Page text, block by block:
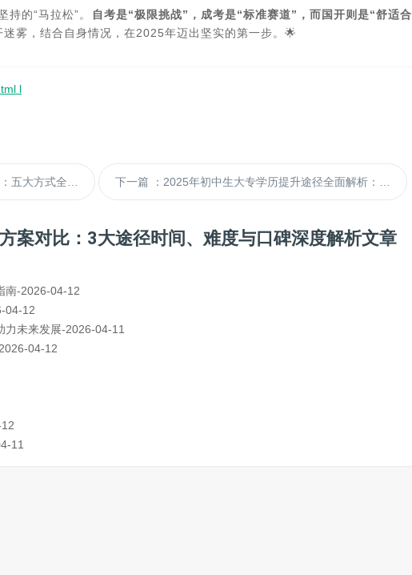
的“马拉松”。‌
自考是“极限挑战”，成考是“标准赛道”，而国开则是“舒适合
雾，结合自身情况，在2025年迈出坚实的第一步。🌟
l
面评测与口碑对比 下一篇 ：2025年初中生大专学历提升途径全面解析：排名榜单与真实案例深度分析
案对比：3大途径时间、难度与口碑深度解析文章
南-2026-04-12
04-12
力未来发展-2026-04-11
04-12
11